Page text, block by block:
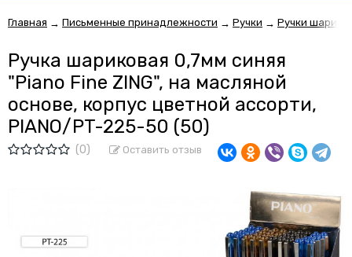
Главная → Письменные принадлежности → Ручки → Ручки
Ручка шариковая 0,7мм синяя
"Piano Fine ZING", на масляной
основе, корпус цветной ассорти,
PIANO/PT-225-50 (50)
(0) Оставить отзыв